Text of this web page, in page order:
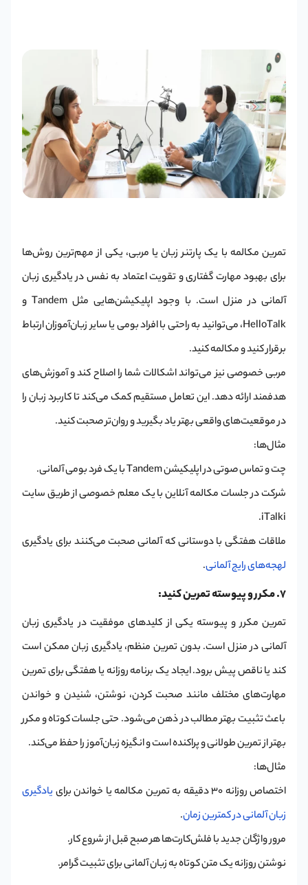
تمرین مکالمه با یک پارتنر زبان یا مربی، یکی از مهم‌ترین روش‌ها
برای بهبود مهارت گفتاری و تقویت اعتماد به نفس در یادگیری زبان
آلمانی در منزل است. با وجود اپلیکیشن‌هایی مثل Tandem و
HelloTalk، می‌توانید به راحتی با افراد بومی یا سایر زبان‌آموزان ارتباط
برقرار کنید و مکالمه کنید.
مربی خصوصی نیز می‌تواند اشکالات شما را اصلاح کند و آموزش‌های
هدفمند ارائه دهد. این تعامل مستقیم کمک می‌کند تا کاربرد زبان را
در موقعیت‌های واقعی بهتر یاد بگیرید و روان‌تر صحبت کنید.
مثال‌ها:
چت و تماس صوتی در اپلیکیشن Tandem با یک فرد بومی آلمانی.
شرکت در جلسات مکالمه آنلاین با یک معلم خصوصی از طریق سایت
iTalki.
ملاقات هفتگی با دوستانی که آلمانی صحبت می‌کنند برای یادگیری
لهجه‌های رایج آلمانی.
7. مکرر و پیوسته تمرین کنید:
تمرین مکرر و پیوسته یکی از کلیدهای موفقیت در یادگیری زبان
آلمانی در منزل است. بدون تمرین منظم، یادگیری زبان ممکن است
کند یا ناقص پیش برود. ایجاد یک برنامه روزانه یا هفتگی برای تمرین
مهارت‌های مختلف مانند صحبت کردن، نوشتن، شنیدن و خواندن
باعث تثبیت بهتر مطالب در ذهن می‌شود. حتی جلسات کوتاه و مکرر
بهتر از تمرین طولانی و پراکنده است و انگیزه زبان‌آموز را حفظ می‌کند.
مثال‌ها:
اختصاص روزانه ۳۰ دقیقه به تمرین مکالمه یا خواندن برای
یادگیری
زبان آلمانی در کمترین زمان.
مرور واژگان جدید با فلش‌کارت‌ها هر صبح قبل از شروع کار.
نوشتن روزانه یک متن کوتاه به زبان آلمانی برای تثبیت گرامر.